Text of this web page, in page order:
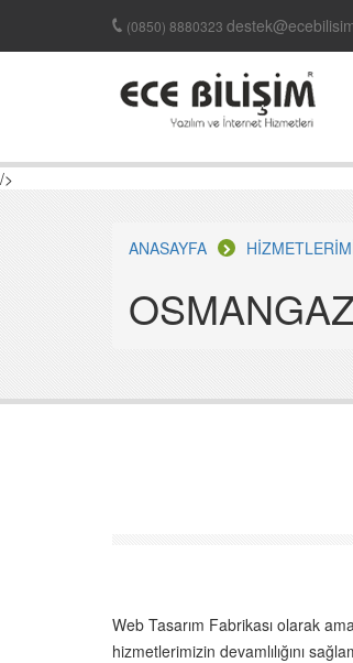
(0850) 8880323
/>
ANASAYFA
Web Tasarım Fabrikası olarak
hizmetlerimizin devamlılığını